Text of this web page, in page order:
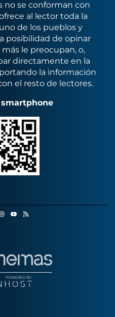
no se conforman con
al lector toda la
de los pueblos y
posibilidad de opinar
le preocupan, o,
directamente en la
la información
el resto de lectores.
Instagram